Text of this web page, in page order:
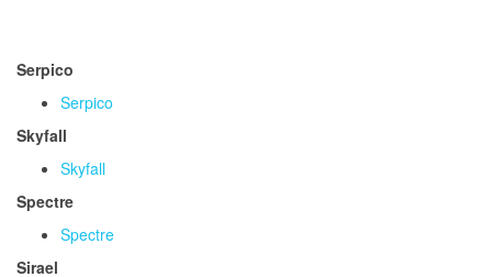
Serpico
Serpico
Skyfall
Skyfall
Spectre
Spectre
Sirael